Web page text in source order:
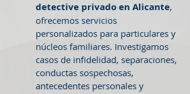
detective privado en Alicante,
ofrecemos servicios
personalizados para particulares y
núcleos familiares. Investigamos
casos de infidelidad, separaciones,
conductas sospechosas,
antecedentes personales y